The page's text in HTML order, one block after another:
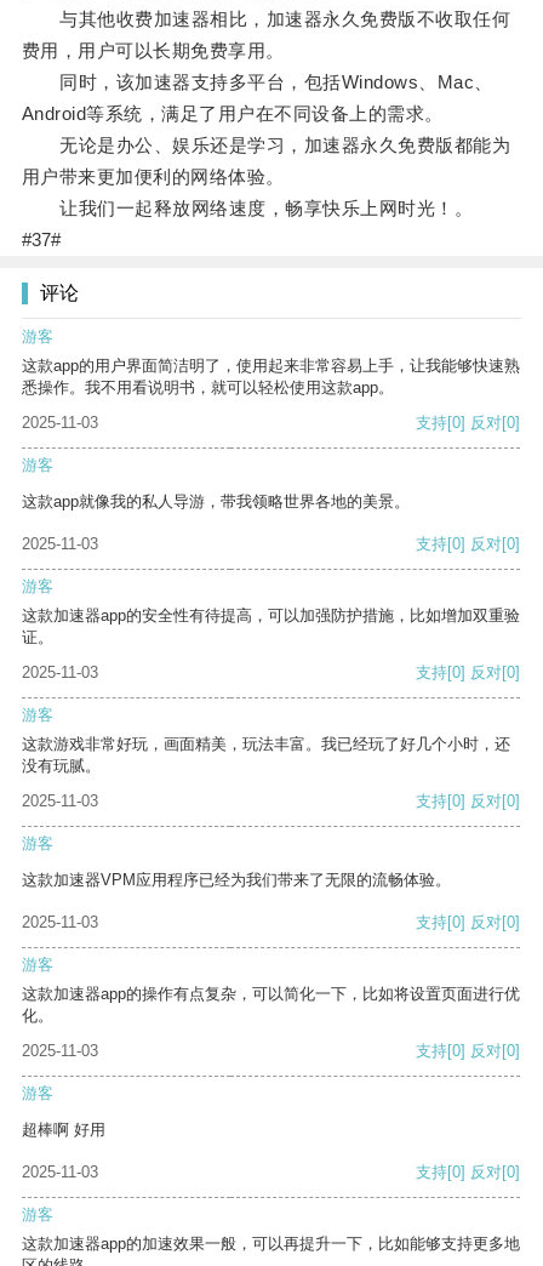
与其他收费加速器相比，加速器永久免费版不收取任何
费用，用户可以长期免费享用。
同时，该加速器支持多平台，包括Windows、Mac、
Android等系统，满足了用户在不同设备上的需求。
无论是办公、娱乐还是学习，加速器永久免费版都能为
用户带来更加便利的网络体验。
让我们一起释放网络速度，畅享快乐上网时光！。
#37#
评论
游客
这款app的用户界面简洁明了，使用起来非常容易上手，让我能够快速熟
悉操作。我不用看说明书，就可以轻松使用这款app。
2025-11-03
支持[0] 反对[0]
游客
这款app就像我的私人导游，带我领略世界各地的美景。
2025-11-03 支持[0] 反对[0]
游客
这款加速器app的安全性有待提高，可以加强防护措施，比如增加双重验
证。
2025-11-03
支持[0] 反对[0]
游客
这款游戏非常好玩，画面精美，玩法丰富。我已经玩了好几个小时，还
没有玩腻。
2025-11-03
支持[0] 反对[0]
游客
这款加速器VPM应用程序已经为我们带来了无限的流畅体验。
2025-11-03 支持[0] 反对[0]
游客
这款加速器app的操作有点复杂，可以简化一下，比如将设置页面进行优
化。
2025-11-03
支持[0] 反对[0]
游客
超棒啊 好用
2025-11-03 支持[0] 反对[0]
游客
这款加速器app的加速效果一般，可以再提升一下，比如能够支持更多地